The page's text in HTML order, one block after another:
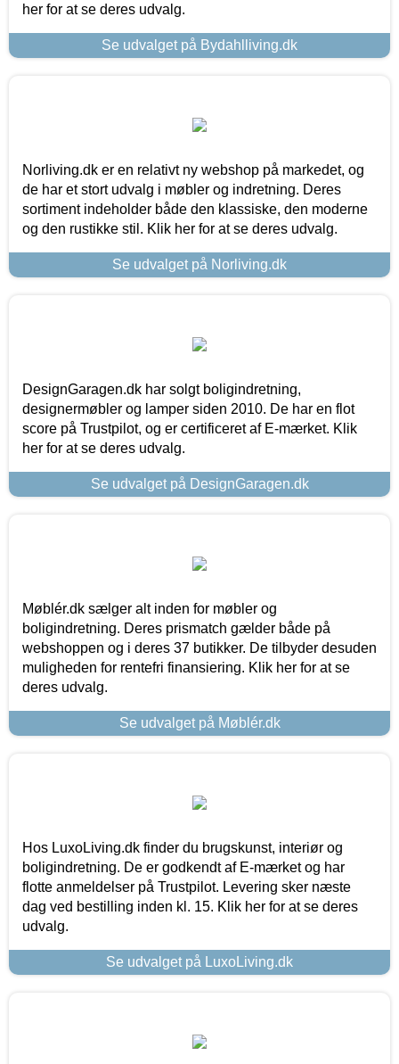
her for at se deres udvalg.
Se udvalget på Bydahlliving.dk
Norliving.dk er en relativt ny webshop på markedet, og
de har et stort udvalg i møbler og indretning. Deres
sortiment indeholder både den klassiske, den moderne
og den rustikke stil. Klik her for at se deres udvalg.
Se udvalget på Norliving.dk
DesignGaragen.dk har solgt boligindretning,
designermøbler og lamper siden 2010. De har en flot
score på Trustpilot, og er certificeret af E-mærket. Klik
her for at se deres udvalg.
Se udvalget på DesignGaragen.dk
Møblér.dk sælger alt inden for møbler og
boligindretning. Deres prismatch gælder både på
webshoppen og i deres 37 butikker. De tilbyder desuden
muligheden for rentefri finansiering. Klik her for at se
deres udvalg.
Se udvalget på Møblér.dk
Hos LuxoLiving.dk finder du brugskunst, interiør og
boligindretning. De er godkendt af E-mærket og har
flotte anmeldelser på Trustpilot. Levering sker næste
dag ved bestilling inden kl. 15. Klik her for at se deres
udvalg.
Se udvalget på LuxoLiving.dk